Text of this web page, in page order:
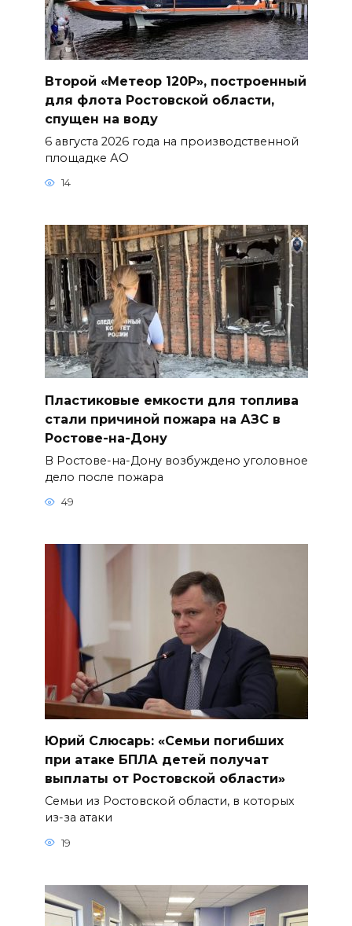
Второй «Метеор 120Р», построенный
для флота Ростовской области,
спущен на воду
6 августа 2026 года на производственной
площадке АО
14
Пластиковые емкости для топлива
стали причиной пожара на АЗС в
Ростове-на-Дону
В Ростове-на-Дону возбуждено уголовное
дело после пожара
49
Юрий Слюсарь: «Семьи погибших
при атаке БПЛА детей получат
выплаты от Ростовской области»
Семьи из Ростовской области, в которых
из-за атаки
19